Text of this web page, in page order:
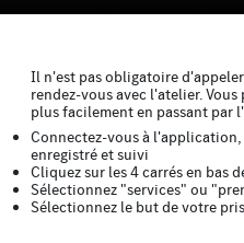
Il n'est pas obligatoire
rendez-vous avec l'atelier.
plus facilement en passant par
Connectez-vous à
enregistré et suivi
Cliquez sur les 4 carrés en bas
Sélectionnez "services" ou
Sélectionnez le but de votre